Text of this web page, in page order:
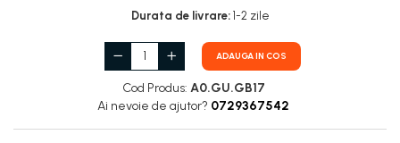
Durata de livrare:1-2 zile
ADAUGA IN COS
Cod Produs: A0.GU.GB17
Ai nevoie de ajutor? 0729367542